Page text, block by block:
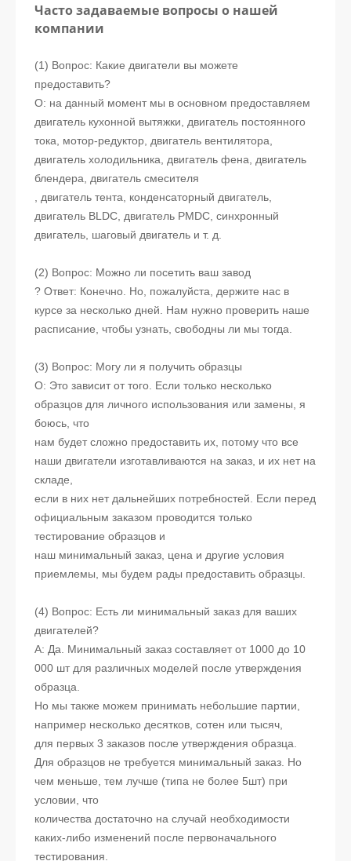
Часто задаваемые вопросы о нашей
компании
(1) Вопрос: Какие двигатели вы можете
предоставить?
О: на данный момент мы в основном предоставляем
двигатель кухонной вытяжки, двигатель постоянного
тока, мотор-редуктор, двигатель вентилятора,
двигатель холодильника, двигатель фена, двигатель
блендера, двигатель смесителя
, двигатель тента, конденсаторный двигатель,
двигатель BLDC, двигатель PMDC, синхронный
двигатель, шаговый двигатель и т. д.
(2) Вопрос: Можно ли посетить ваш завод
? Ответ: Конечно. Но, пожалуйста, держите нас в
курсе за несколько дней. Нам нужно проверить наше
расписание, чтобы узнать, свободны ли мы тогда.
(3) Вопрос: Могу ли я получить образцы
О: Это зависит от того. Если только несколько
образцов для личного использования или замены, я
боюсь, что
нам будет сложно предоставить их, потому что все
наши двигатели изготавливаются на заказ, и их нет на
складе,
если в них нет дальнейших потребностей. Если перед
официальным заказом проводится только
тестирование образцов и
наш минимальный заказ, цена и другие условия
приемлемы, мы будем рады предоставить образцы.
(4) Вопрос: Есть ли минимальный заказ для ваших
двигателей?
А: Да. Минимальный заказ составляет от 1000 до 10
000 шт для различных моделей после утверждения
образца.
Но мы также можем принимать небольшие партии,
например несколько десятков, сотен или тысяч,
для первых 3 заказов после утверждения образца.
Для образцов не требуется минимальный заказ. Но
чем меньше, тем лучше (типа не более 5шт) при
условии, что
количества достаточно на случай необходимости
каких-либо изменений после первоначального
тестирования.